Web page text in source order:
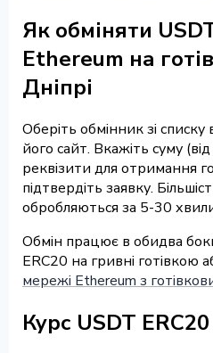
Як обміняти
Ethereum на
Дніпрі
Оберіть обмінник зі
його сайт. Вкажіть суму
реквізити для отримання
підтвердіть заявку.
обробляються за 5-30
Обмін працює в обидва
ERC20 на гривні готівкою
мережі Ethereum з
Курс USDT